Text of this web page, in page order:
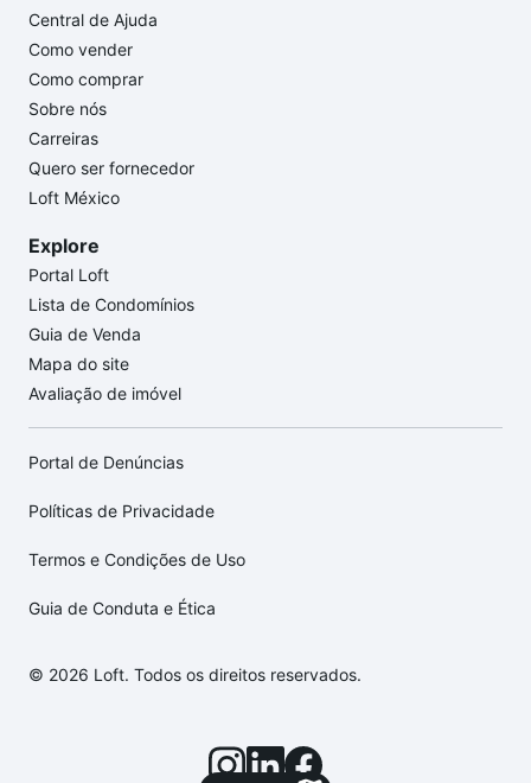
Central de Ajuda
Como vender
Como comprar
Sobre nós
Carreiras
Quero ser fornecedor
Loft México
Explore
Portal Loft
Lista de Condomínios
Guia de Venda
Mapa do site
Avaliação de imóvel
Portal de Denúncias
Políticas de Privacidade
Termos e Condições de Uso
Guia de Conduta e Ética
© 2026 Loft. Todos os direitos reservados.